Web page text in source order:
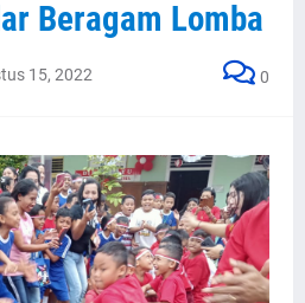
Beragam Lomba
15, 2022 0